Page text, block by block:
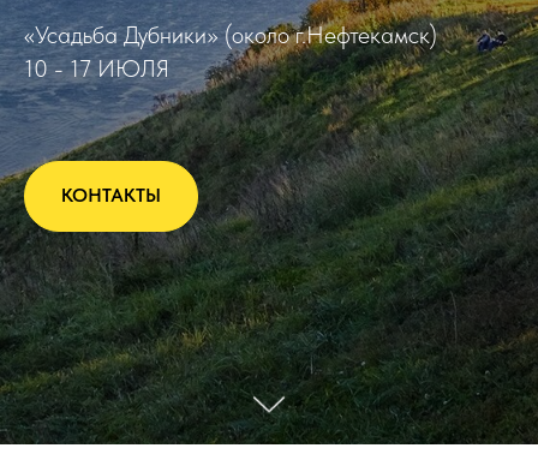
«Усадьба Дубники» (около г.Нефтекамск)
10 - 17 ИЮЛЯ
КОНТАКТЫ